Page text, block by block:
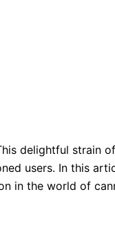
delightful strain
users. In this
in the world of